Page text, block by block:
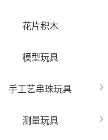
花片积木
模型玩具
手工艺串珠玩具
测量玩具